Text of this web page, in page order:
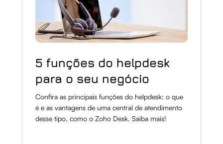
5 funções do helpdesk
para o seu negócio
Confira as principais funções do helpdesk: o que
é e as vantagens de uma central de atendimento
desse tipo, como o Zoho Desk. Saiba mais!